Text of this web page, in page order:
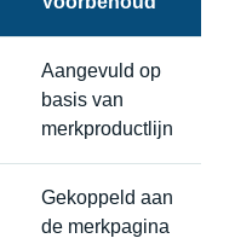
Aangevuld op
basis van
merkproductlijn
Gekoppeld aan
de merkpagina